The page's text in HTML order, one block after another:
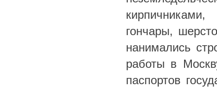
гончары,
нанимались
работы в
паспортов